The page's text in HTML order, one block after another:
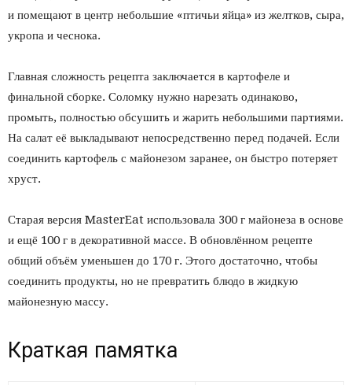
и помещают в центр небольшие «птичьи яйца» из желтков, сыра,
укропа и чеснока.
Главная сложность рецепта заключается в картофеле и
финальной сборке. Соломку нужно нарезать одинаково,
промыть, полностью обсушить и жарить небольшими партиями.
На салат её выкладывают непосредственно перед подачей. Если
соединить картофель с майонезом заранее, он быстро потеряет
хруст.
Старая версия MasterEat использовала 300 г майонеза в основе
и ещё 100 г в декоративной массе. В обновлённом рецепте
общий объём уменьшен до 170 г. Этого достаточно, чтобы
соединить продукты, но не превратить блюдо в жидкую
майонезную массу.
Краткая памятка